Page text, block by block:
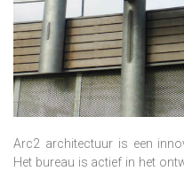
Arc2 architectuur is een
Het bureau is actief in het